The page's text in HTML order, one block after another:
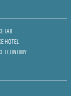
LAB
HOTEL
ECONOMY